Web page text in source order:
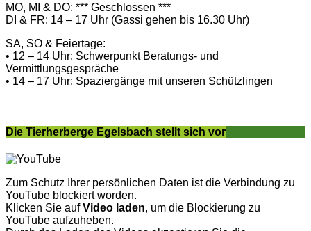
MO, MI & DO: *** Geschlossen ***
DI & FR: 14 – 17 Uhr (Gassi gehen bis 16.30 Uhr)
SA, SO & Feiertage:
• 12 – 14 Uhr: Schwerpunkt Beratungs- und
Vermittlungsgespräche
• 14 – 17 Uhr: Spaziergänge mit unseren Schützlingen
Die Tierherberge Egelsbach stellt sich vor
Zum Schutz Ihrer persönlichen Daten ist die Verbindung zu
YouTube blockiert worden.
Klicken Sie aufVideo laden, um die Blockierung zu
YouTube aufzuheben.